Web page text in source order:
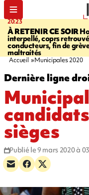
20:23
À RETENIR CE SOIR
interpellé, coprs
conducteurs, fin de
maltraités
Accueil Municipales 2020
Dernière ligne
sièges
Publié le 9 mars 2020 à